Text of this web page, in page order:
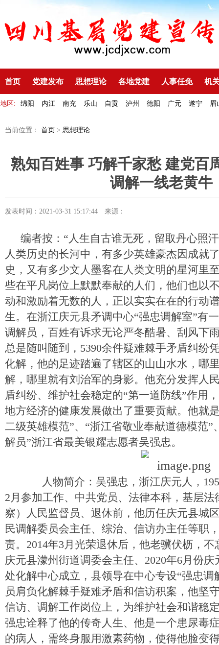
首页 党建发布 思想理论 各地党建 人事任免 机
地区: 绵阳 内江 南充 乐山 自贡 泸州 德阳 广元 遂宁 眉
当前位置： 首页 > 思想理论
熟知百姓事 巧解千家愁 建党百
调解一线老黄牛
发表时间：2021-03-31 15:17:44 来源：
编者按：“人生自古谁无死，留取丹心照
人类历史的长河中，有多少英雄豪杰因成就
史，又有多少文人墨客在人类文明的星河里
些在平凡岗位上默默奉献的人们，他们也以
动和激励着无数的人，正以实实在在的行动
生。在浙江庆元县矛调中心“强忠调解室”有
调解员，百姓有诉求无论严冬酷暑、刮风下
总是随叫随到，5390余件疑难棘手矛盾纠纷
化解，他的足迹踏遍了辖区的山山水水，哪
解，哪里就有刘治军的身影。他充分发挥人
盾纠纷、维护社会稳定的“第一道防线”作用
地方经济的健康发展做出了重要贡献。他就
二级英雄模范”、“浙江省敬业奉献道德模范”
解员”浙江省最美银耀志愿者吴强忠。
人物简介：吴强忠，浙江庆元人，
2月参加工作、中共党员、法律本科，基层
察）人民监督员、退休前，他历任庆元县城
民调解委员会主任、综治、信访办主任等职
责。2014年3月光荣退休后，他老骥伏枥，
庆元县濛州街道调委会主任、2020年6月份
处化解中心成立，县领导在中心专设“强忠调
员肩负化解棘手疑难矛盾和信访积案，他坚
信访、调解工作岗位上，为维护社会和谐稳
强忠诠释了他的传奇人生、他是一个患尿毒
的病人，需终身服用激素药物，使得他脸变